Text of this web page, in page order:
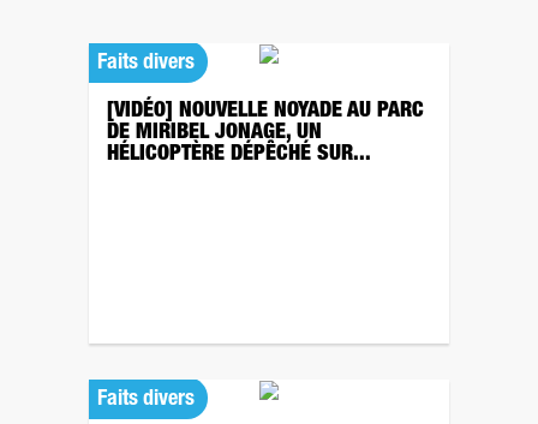
Faits divers
[VIDÉO] NOUVELLE NOYADE AU PARC
DE MIRIBEL JONAGE, UN
HÉLICOPTÈRE DÉPÊCHÉ SUR...
Faits divers